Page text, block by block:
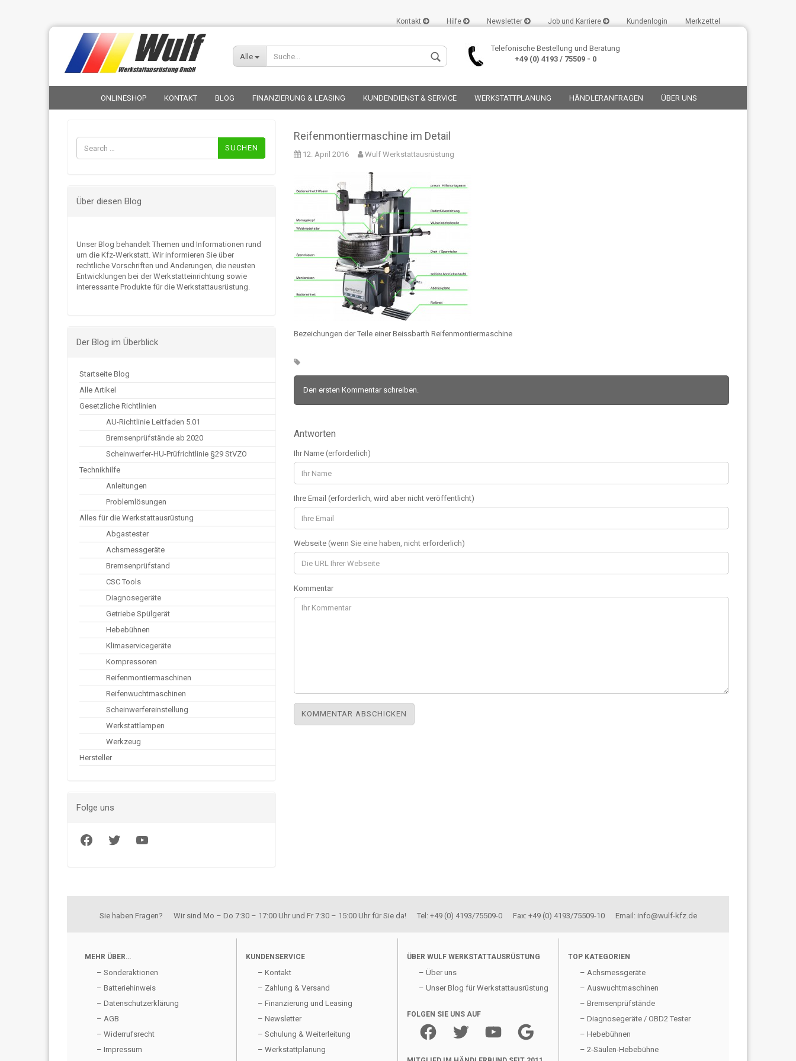
Kontakt Hilfe Newsletter Job und Karriere Kundenlogin Merkzettel
Alle
Telefonische Bestellung und Beratung
+49 (0) 4193 / 75509 - 0
ONLINESHOP KONTAKT BLOG FINANZIERUNG & LEASING KUNDENDIENST & SERVICE WERKSTATTPLANUNG HÄNDLERANFRAGEN ÜBER UNS
Suchen
nach:
Über diesen Blog
Unser Blog behandelt Themen und Informationen rund
um die Kfz-Werkstatt. Wir informieren Sie über
rechtliche Vorschriften und Änderungen, die neusten
Entwicklungen bei der Werkstatteinrichtung sowie
interessante Produkte für die Werkstattausrüstung.
Der Blog im Überblick
Startseite Blog
Alle Artikel
Gesetzliche Richtlinien
AU-Richtlinie Leitfaden 5.01
Bremsenprüfstände ab 2020
Scheinwerfer-HU-Prüfrichtlinie §29 StVZO
Technikhilfe
Anleitungen
Problemlösungen
Alles für die Werkstattausrüstung
Abgastester
Achsmessgeräte
Bremsenprüfstand
CSC Tools
Diagnosegeräte
Getriebe Spülgerät
Hebebühnen
Klimaservicegeräte
Kompressoren
Reifenmontiermaschinen
Reifenwuchtmaschinen
Scheinwerfereinstellung
Werkstattlampen
Werkzeug
Hersteller
Folge uns
FacebookTwitter YouTube
Reifenmontiermaschine im Detail
12. April 2016 Wulf Werkstattausrüstung
Bezeichungen der Teile einer Beissbarth Reifenmontiermaschine
Den ersten Kommentar schreiben.
Antworten
Ihr Name (erforderlich)
Ihre Email (erforderlich, wird aber nicht veröffentlicht)
Webseite (wenn Sie eine haben, nicht erforderlich)
Kommentar
Sie haben Fragen? Wir sind Mo – Do 7:30 – 17:00 Uhr und Fr 7:30 – 15:00 Uhr für Sie da! Tel: +49 (0) 4193/75509-0 Fax: +49 (0) 4193/75509-10 Email: info@wulf-kfz.de
MEHR ÜBER…
– Sonderaktionen
– Batteriehinweis
– Datenschutzerklärung
– AGB
– Widerrufsrecht
– Impressum
KUNDENSERVICE
– Kontakt
– Zahlung & Versand
– Finanzierung und Leasing
– Newsletter
– Schulung & Weiterleitung
– Werkstattplanung
ÜBER WULF WERKSTATTAUSRÜSTUNG
– Über uns
– Unser Blog für Werkstattausrüstung
FOLGEN SIE UNS AUF
Facebook Twitter YouTube Google
TOP KATEGORIEN
– Achsmessgeräte
– Auswuchtmaschinen
– Bremsenprüfstände
– Diagnosegeräte / OBD2 Tester
– Hebebühnen
– 2-Säulen-Hebebühne